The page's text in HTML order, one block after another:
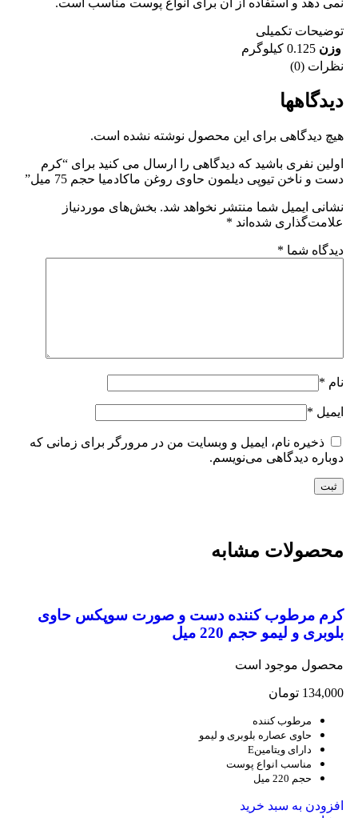
نمی دهد و استفاده از آن برای انواع پوست مناسب است.
توضیحات تکمیلی
وزن 0.125 کیلوگرم
نظرات (0)
دیدگاهها
هیچ دیدگاهی برای این محصول نوشته نشده است.
اولین نفری باشید که دیدگاهی را ارسال می کنید برای “کرم
دست و ناخن تیوپی دیلمون حاوی روغن ماکادمیا حجم 75 میل”
نشانی ایمیل شما منتشر نخواهد شد. بخش‌های موردنیاز
علامت‌گذاری شده‌اند *
دیدگاه شما *
نام *
ایمیل *
ذخیره نام، ایمیل و وبسایت من در مرورگر برای زمانی که
دوباره دیدگاهی می‌نویسم.
محصولات مشابه
کرم مرطوب کننده دست و صورت سوپکس حاوی
بلوبری و لیمو حجم 220 میل
محصول موجود است
134,000 تومان
مرطوب کننده
حاوی عصاره بلوبری و لیمو
دارای ویتامینE
مناسب انواع پوست
حجم 220 میل
افزودن به سبد خرید